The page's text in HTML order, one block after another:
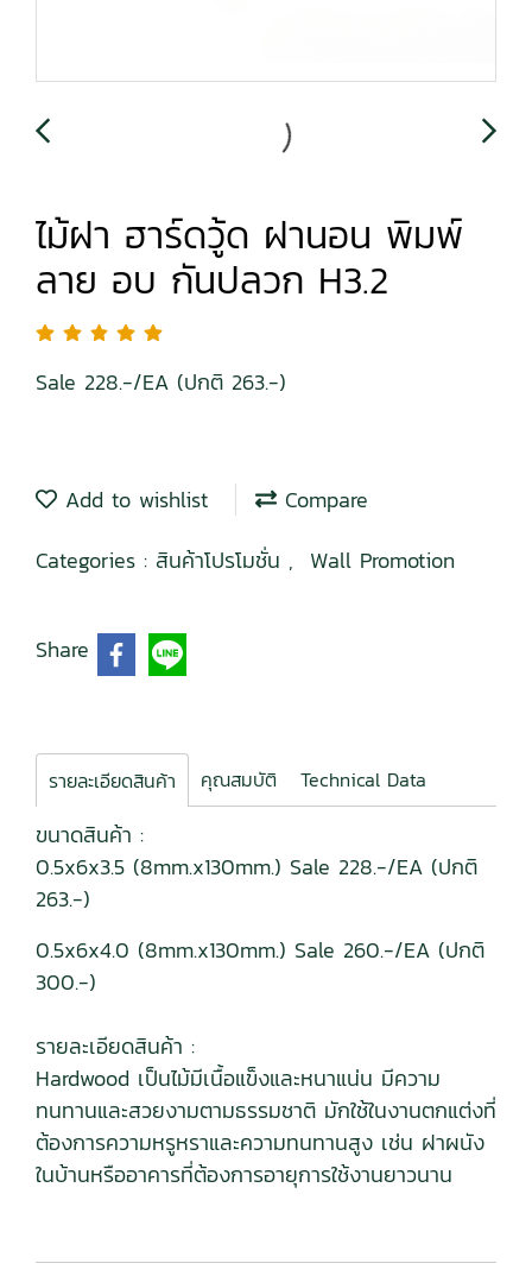
ไม้ฝา ฮาร์ดวู้ด ฝานอน พิมพ์
ลาย อบ กันปลวก H3.2
Sale 228.-/EA (ปกติ 263.-)
Add to wishlist
Compare
Categories : สินค้าโปรโมชั่น , Wall Promotion
Share
รายละเอียดสินค้า คุณสมบัติ Technical Data
ขนาดสินค้า :
0.5x6x3.5 (8mm.x130mm.) Sale 228.-/EA (ปกติ
263.-)
0.5x6x4.0 (8mm.x130mm.) Sale 260.-/EA (ปกติ
300.-)
รายละเอียดสินค้า :
Hardwood เป็นไม้มีเนื้อแข็งและหนาแน่น มีความ
ทนทานและสวยงามตามธรรมชาติ มักใช้ในงานตกแต่งที่
ต้องการความหรูหราและความทนทานสูง เช่น ฝาผนัง
ในบ้านหรืออาคารที่ต้องการอายุการใช้งานยาวนาน